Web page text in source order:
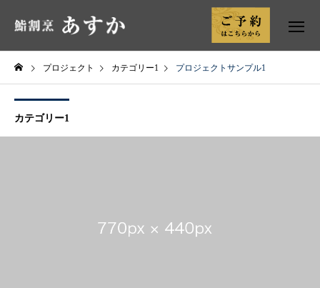
プロジェクト カテゴリー1 プロジェクトサンプル1
カテゴリー1